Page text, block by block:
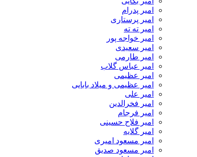
امیر پدرام
امیر پرستاری
امیر ته ته
امیر خواجه پور
امیر سعیدی
امیر طارمی
امیر عباس گلاب
امیر عظیمی
امیر عظیمی و میلاد بابایی
امیر علی
امیر فخرالدین
امیر فرجام
امیر فلاح حسینی
امیر گلایه
امیر مسعود امیری
امیر مسعود صدیق